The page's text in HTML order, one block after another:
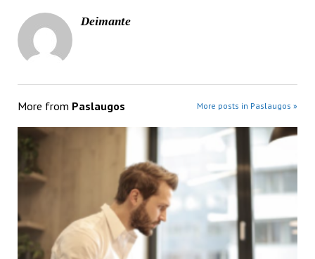
Deimante
More from Paslaugos More posts in Paslaugos »